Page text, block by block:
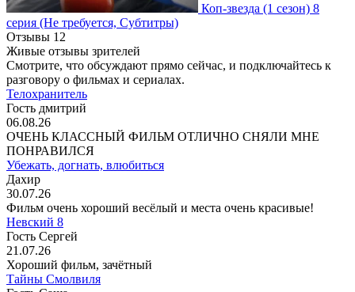
Коп-звезда (1 сезон) 8
серия (Не требуется, Субтитры)
Отзывы 12
Живые отзывы зрителей
Смотрите, что обсуждают прямо сейчас, и подключайтесь к
разговору о фильмах и сериалах.
Телохранитель
Гость дмитрий
06.08.26
ОЧЕНЬ КЛАССНЫЙ ФИЛЬМ ОТЛИЧНО СНЯЛИ МНЕ
ПОНРАВИЛСЯ
Убежать, догнать, влюбиться
Дахир
30.07.26
Фильм очень хороший весёлый и места очень красивые!
Невский 8
Гость Сергей
21.07.26
Хороший фильм, зачётный
Тайны Смолвиля